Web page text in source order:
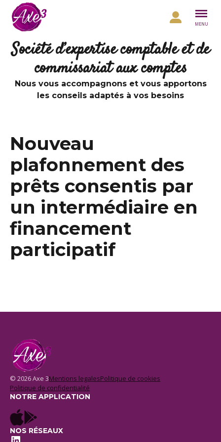
Aller au contenu
MENU
Société d’expertise comptable et de
commissariat aux comptes
Nous vous accompagnons et vous apportons
les conseils adaptés à vos besoins
Nouveau
plafonnement des
prêts consentis par
un intermédiaire en
financement
participatif
© 2026 Axe 3Mentions legalesPolitique de cookies
Politique de confidentialité
NOTRE APPLICATION
NOS RÉSEAUX